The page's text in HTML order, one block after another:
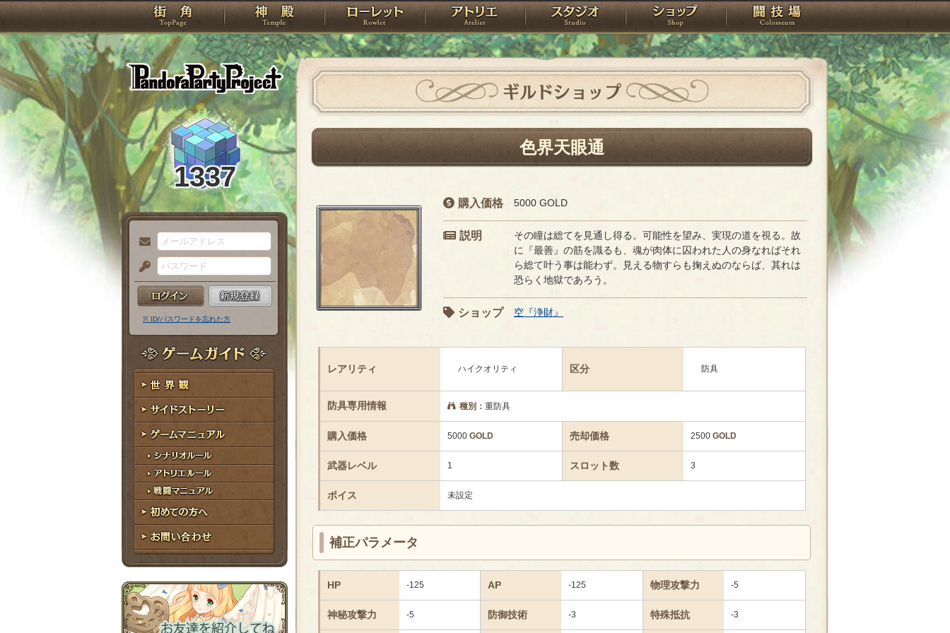
PandoraPartyProject
TOP 神殿 ローレット アトリエ スタジオ ショップ 闘技場
1337
メ
ー
ル
ア
ド
レ
ス
パ
ス
ー
ド
※ ID/パスワードを忘れた方
ゲームガイド
世界観
サイドストーリー
ゲームマニュアル
シナリオルール
アトリエルール
戦闘マニュアル
初めての方へ
お問い合わせ
ギルドショップ
色界天眼通
購入価格 5000 GOLD
説明
その瞳は総てを見通し得る。可能性を望み、実現の道を視る。故
に『最善』の筋を識るも、魂が肉体に囚われた人の身なればそれ
ら総て叶う事は能わず。見える物すらも掬えぬのならば、其れは
恐らく地獄であろう。
ショップ 空『浄財』
レアリティ ハイクオリティ 区分 防具
防具専用情報 種別： 重防具
購入価格 5000 GOLD 売却価格 2500 GOLD
武器レベル 1 スロット数 3
ボイス 未設定
補正パラメータ
HP -125 AP -125 物理攻撃力 -5
神秘攻撃力 -5 防御技術 -3 特殊抵抗 -3